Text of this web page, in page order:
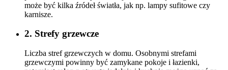
może być kilka źródeł światła, jak np. lampy sufitowe czy
karnisze.
2. Strefy grzewcze
Liczba stref grzewczych w domu. Osobnymi strefami
grzewczymi powinny być zamykane pokoje i łazienki,